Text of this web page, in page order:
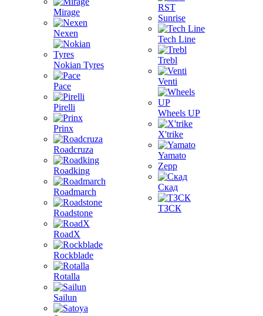
Mirage
Nexen
Nokian Tyres
Pace
Pirelli
Prinx
Roadcruza
Roadking
Roadmarch
Roadstone
RoadX
Rockblade
Rotalla
Sailun
RST
Sunrise
Tech Line
Trebl
Venti
Wheels UP
X'trike
Yamato
Zepp
Скад
ТЗСК